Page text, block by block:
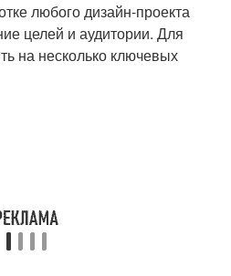
любого дизайн-проекта
целей и аудитории. Для
на несколько ключевых